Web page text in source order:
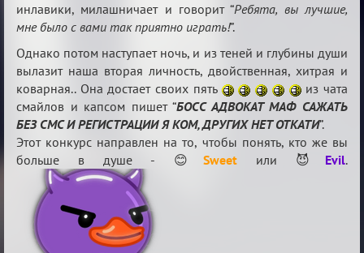
инлавики, милашничает и говорит “Ребята, вы лучшие,
мне было с вами так приятно играть!”.
Однако потом наступает ночь, и из теней и глубины души
вылазит наша вторая личность, двойственная, хитрая и
коварная.. Она достает своих пять
из чата
смайлов и капсом пишет “БОСС АДВОКАТ МАФ САЖАТЬ
БЕЗ СМС И РЕГИСТРАЦИИ Я КОМ, ДРУГИХ НЕТ ОТКАТИ”.
Этот конкурс направлен на то, чтобы понять, кто же вы
больше в душе - 😊 Sweet или 😈 Evil.